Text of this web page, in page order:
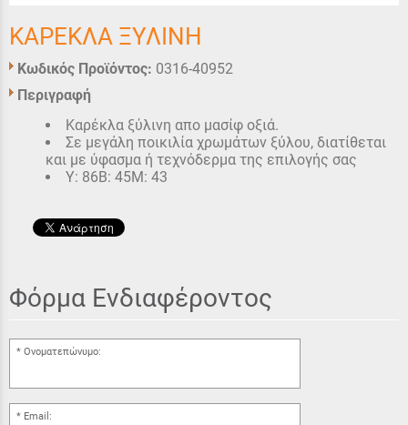
ΚΑΡΕΚΛΑ ΞΥΛΙΝΗ
Κωδικός Προϊόντος: 0316-40952
Περιγραφή
Καρέκλα ξύλινη απο μασίφ οξιά.
Σε μεγάλη ποικιλία χρωμάτων ξύλου, διατίθεται
και με ύφασμα ή τεχνόδερμα της επιλογής σας
Υ: 86Β: 45Μ: 43
Φόρμα Ενδιαφέροντος
Ονοματεπώνυμο:
Email: